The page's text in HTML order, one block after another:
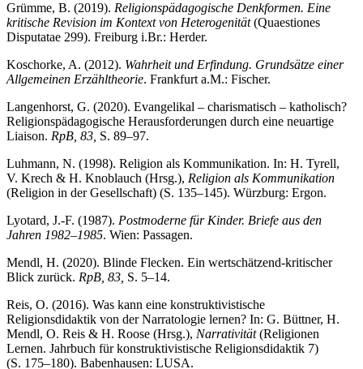
Grümme, B. (2019). Religionspädagogische Denkformen. Eine
kritische Revision im Kontext von Heterogenität(Quaestiones
Disputatae 299). Freiburg i.Br.: Herder.
Koschorke, A. (2012). Wahrheit und Erfindung. Grundsätze einer
Allgemeinen Erzähltheorie. Frankfurt a.M.: Fischer.
Langenhorst, G. (2020). Evangelikal – charismatisch – katholisch?
Religionspädagogische Herausforderungen durch eine neuartige
Liaison. RpB, 83, S. 89–97.
Luhmann, N. (1998). Religion als Kommunikation. In: H. Tyrell,
V. Krech & H. Knoblauch (Hrsg.), Religion als Kommunikation
(Religion in der Gesellschaft) (S. 135–145). Würzburg: Ergon.
Lyotard, J.-F. (1987). Postmoderne für Kinder. Briefe aus den
Jahren 1982–1985. Wien: Passagen.
Mendl, H. (2020). Blinde Flecken. Ein wertschätzend-kritischer
Blick zurück. RpB, 83, S. 5–14.
Reis, O. (2016). Was kann eine konstruktivistische
Religionsdidaktik von der Narratologie lernen? In: G. Büttner, H.
Mendl, O. Reis & H. Roose (Hrsg.), Narrativität(Religionen
Lernen. Jahrbuch für konstruktivistische Religionsdidaktik 7)
(S. 175–180). Babenhausen: LUSA.